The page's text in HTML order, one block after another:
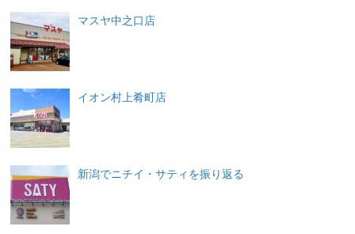
マスヤ中之口店
イオン村上肴町店
新潟でニチイ・サティを振り返る